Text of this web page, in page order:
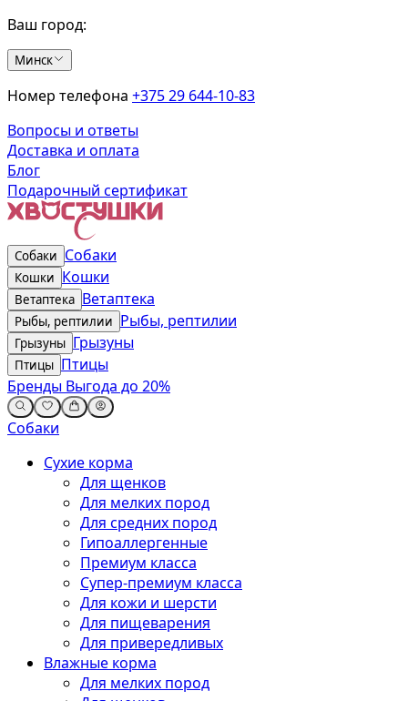
Ваш город:
Минск
Номер телефона +375 29 644-10-83
Вопросы и ответы
Доставка и оплата
Блог
Подарочный сертификат
Собаки Собаки
Кошки Кошки
Ветаптека Ветаптека
Рыбы, рептилии Рыбы, рептилии
Грызуны Грызуны
Птицы Птицы
Бренды Выгода до 20%
Собаки
Сухие корма
Для щенков
Для мелких пород
Для средних пород
Гипоаллергенные
Премиум класса
Супер-премиум класса
Для кожи и шерсти
Для пищеварения
Для привередливых
Влажные корма
Для мелких пород